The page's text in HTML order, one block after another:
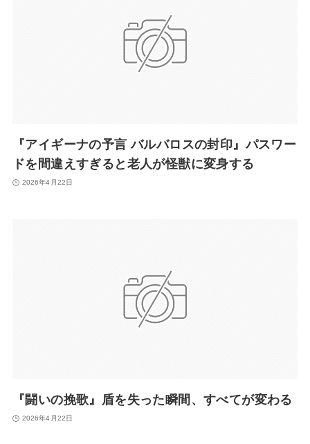
『アイギーナの予言 バルバロスの封印』パスワー
ドを間違えすぎると老人が怪獣に変身する
2026年4月22日
『闘いの挽歌』盾を失った瞬間、すべてが変わる
2026年4月22日